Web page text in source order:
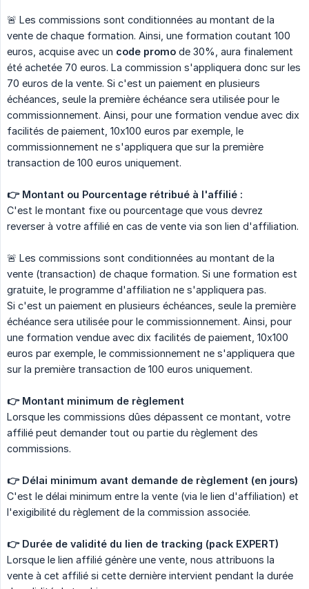
🚨 Les commissions sont conditionnées au montant de la
vente de chaque formation. Ainsi, une formation coutant 100
euros, acquise avec un code promo de 30%, aura finalement
été achetée 70 euros. La commission s'appliquera donc sur les
70 euros de la vente. Si c'est un paiement en plusieurs
échéances, seule la première échéance sera utilisée pour le
commissionnement. Ainsi, pour une formation vendue avec dix
facilités de paiement, 10x100 euros par exemple, le
commissionnement ne s'appliquera que sur la première
transaction de 100 euros uniquement.
👉 Montant ou Pourcentage rétribué à l'affilié :
C'est le montant fixe ou pourcentage que vous devrez
reverser à votre affilié en cas de vente via son lien d'affiliation.
🚨 Les commissions sont conditionnées au montant de la
vente (transaction) de chaque formation. Si une formation est
gratuite, le programme d'affiliation ne s'appliquera pas.
Si c'est un paiement en plusieurs échéances, seule la première
échéance sera utilisée pour le commissionnement. Ainsi, pour
une formation vendue avec dix facilités de paiement, 10x100
euros par exemple, le commissionnement ne s'appliquera que
sur la première transaction de 100 euros uniquement.
👉 Montant minimum de règlement
Lorsque les commissions dûes dépassent ce montant, votre
affilié peut demander tout ou partie du règlement des
commissions.
👉 Délai minimum avant demande de règlement (en jours)
C'est le délai minimum entre la vente (via le lien d'affiliation) et
l'exigibilité du règlement de la commission associée.
👉 Durée de validité du lien de tracking (pack EXPERT)
Lorsque le lien affilié génère une vente, nous attribuons la
vente à cet affilié si cette dernière intervient pendant la durée